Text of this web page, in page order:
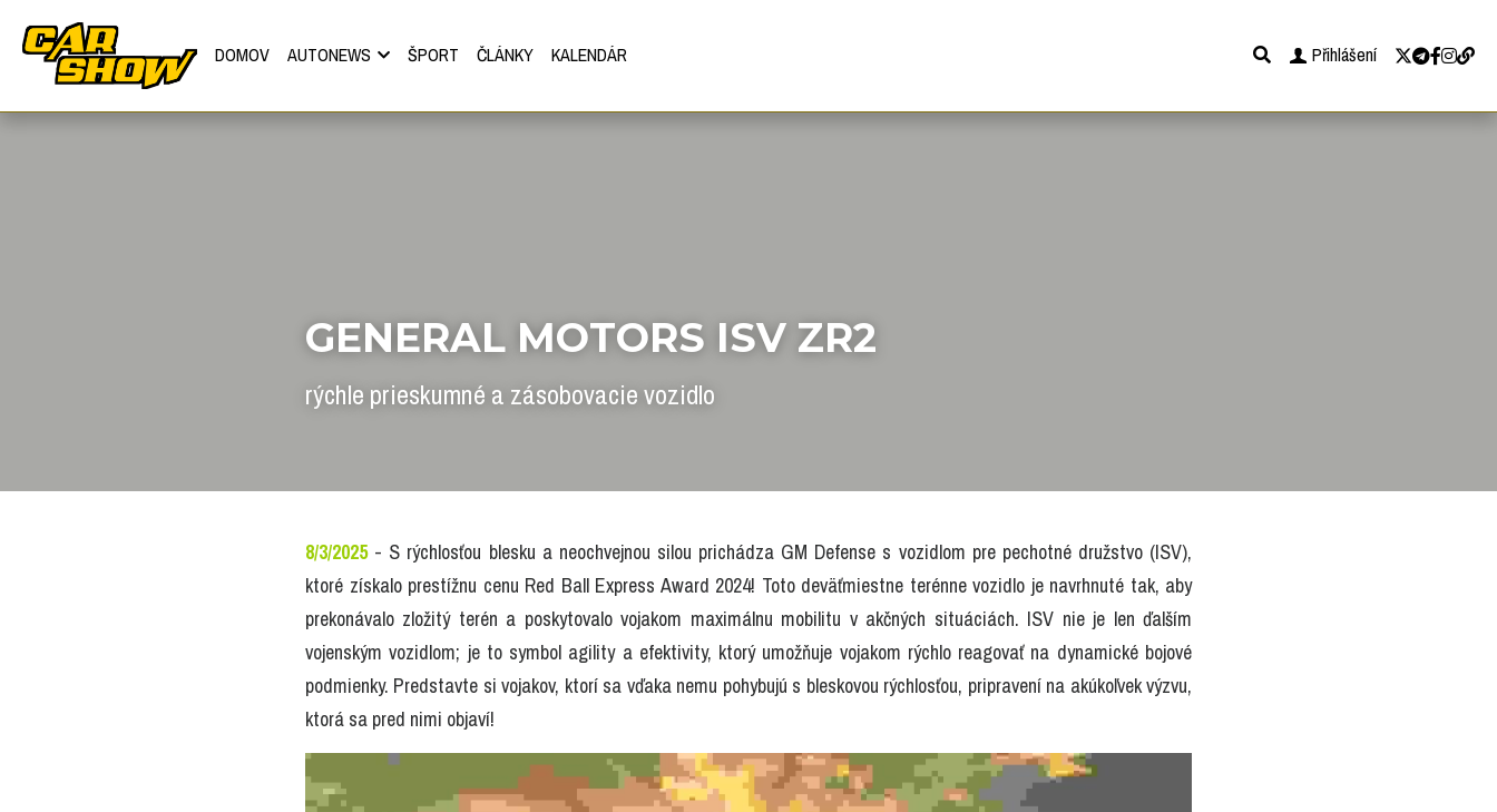
DOMOV AUTONEWS ŠPORT ČLÁNKY KALENDÁR Přihlášení
GENERAL MOTORS ISV ZR2
rýchle prieskumné a zásobovacie vozidlo
8/3/2025 - S rýchlosťou blesku a neochvejnou silou prichádza GM Defense s vozidlom pre pechotné družstvo (ISV),
ktoré získalo prestížnu cenu Red Ball Express Award 2024! Toto deväťmiestne terénne vozidlo je navrhnuté tak, aby
prekonávalo zložitý terén a poskytovalo vojakom maximálnu mobilitu v akčných situáciách. ISV nie je len ďalším
vojenským vozidlom; je to symbol agility a efektivity, ktorý umožňuje vojakom rýchlo reagovať na dynamické bojové
podmienky. Predstavte si vojakov, ktorí sa vďaka nemu pohybujú s bleskovou rýchlosťou, pripravení na akúkoľvek výzvu,
ktorá sa pred nimi objaví!